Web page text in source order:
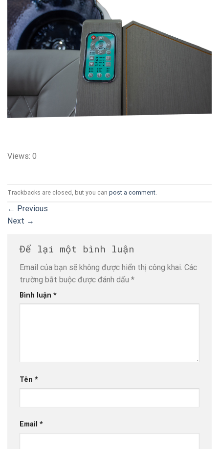
Views: 0
Trackbacks are closed, but you can post a comment.
← Previous
Next →
Để lại một bình luận
Email của bạn sẽ không được hiển thị công khai. Các
trường bắt buộc được đánh dấu *
Bình luận *
Tên *
Email *